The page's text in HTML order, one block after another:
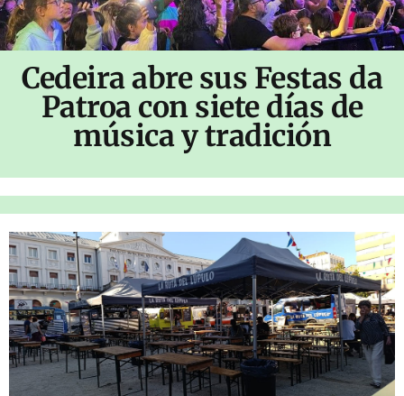
Cedeira abre sus Festas da
Patroa con siete días de
música y tradición